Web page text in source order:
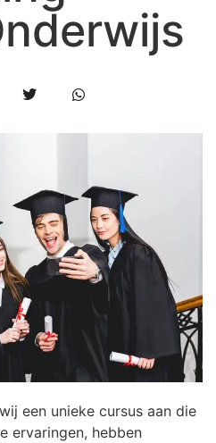
een unieke cursus aan die
ervaringen, hebben